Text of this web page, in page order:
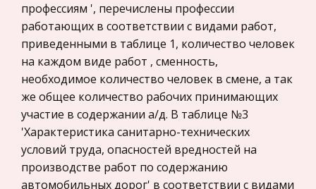
Радиоэлектроника
Медицина
Пищевые продукты
Конституционное (государственное) право
зарубежных стран
Государственное регулирование, Таможня,
Налоги
Транспорт
метод купелирования серебра. За 2500 лет до н.
э. в Древнем Египте носили украшения и
чеканили монеты из серебра, сч
История игровых компьютеров
Вероятно ни одна отрасль экономики за столь
короткий срок не пережила так много
потрясений и технических революций. Ныне
видеоигры не просто доказали свое право на
существование - они начали экспансию
профессиям ', перечислены профессии
работающих в соответствии с видами работ,
приведенными в таблице 1, количество человек
на каждом виде работ , сменность,
необходимое количество человек в смене, а так
же общее количество рабочих принимающих
участие в содержании а/д. В таблице №3
'Характеристика санитарно-технических
условий труда, опасностей вредностей на
производстве работ по содержанию
автомобильных дорог' в соответствии с видами